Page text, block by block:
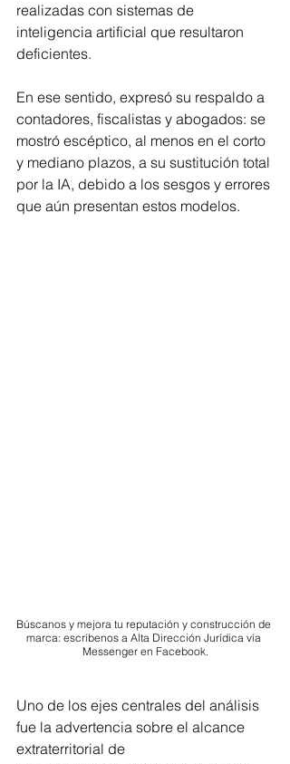
realizadas con sistemas de
inteligencia artificial que resultaron
deficientes.
En ese sentido, expresó su respaldo a
contadores, fiscalistas y abogados: se
mostró escéptico, al menos en el corto
y mediano plazos, a su sustitución total
por la IA, debido a los sesgos y errores
que aún presentan estos modelos.
Búscanos y mejora tu reputación y construcción de
marca: escríbenos a Alta Dirección Jurídica vía
Messenger en Facebook.
Uno de los ejes centrales del análisis
fue la advertencia sobre el alcance
extraterritorial de